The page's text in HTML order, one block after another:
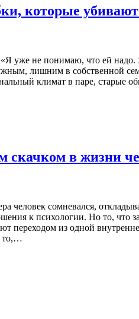
которые
уже не понимаю, что ей надо.
лишним в собственной
климат в паре, старые
скачком в жизни
сомневался,
к психологии. Но то, что
переходом из одной
то,…